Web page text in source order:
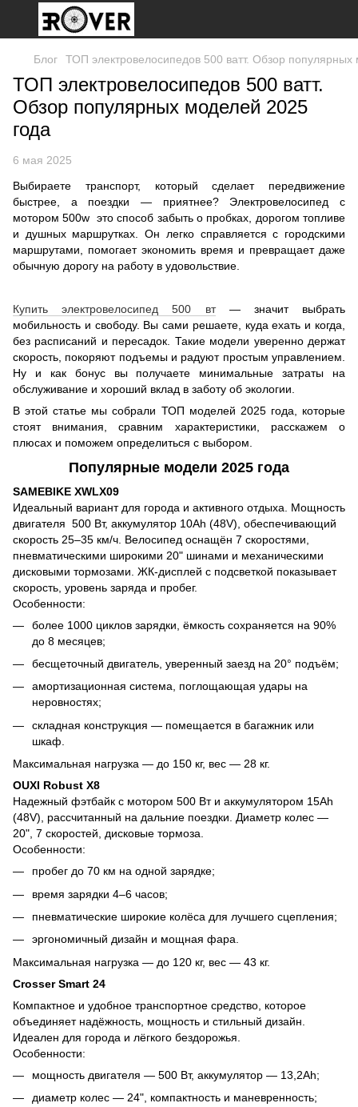
Блог ТОП электровелосипедов 500 ватт. Обзор
ТОП электровелосипедов 500 ватт.
Обзор популярных моделей 2025
года
6 мая 2025
Выбираете транспорт, который сделает передвижение
быстрее, а поездки — приятнее? Электровелосипед с
мотором 500w это способ забыть о пробках, дорогом топливе
и душных маршрутках. Он легко справляется с городскими
маршрутами, помогает экономить время и превращает даже
обычную дорогу на работу в удовольствие.
Купить электровелосипед 500 вт— значит выбрать
мобильность и свободу. Вы сами решаете, куда ехать и когда,
без расписаний и пересадок. Такие модели уверенно держат
скорость, покоряют подъемы и радуют простым управлением.
Ну и как бонус вы получаете минимальные затраты на
обслуживание и хороший вклад в заботу об экологии.
В этой статье мы собрали ТОП моделей 2025 года, которые
стоят внимания, сравним характеристики, расскажем о
плюсах и поможем определиться с выбором.
Популярные модели 2025 года
SAMEBIKE XWLX09
Идеальный вариант для города и активного отдыха. Мощность
двигателя 500 Вт, аккумулятор 10Ah (48V), обеспечивающий
скорость 25–35 км/ч. Велосипед оснащён 7 скоростями,
пневматическими широкими 20" шинами и механическими
дисковыми тормозами. ЖК-дисплей с подсветкой показывает
скорость, уровень заряда и пробег.
Особенности:
более 1000 циклов зарядки, ёмкость сохраняется на 90%
до 8 месяцев;
бесщеточный двигатель, уверенный заезд на 20° подъём;
амортизационная система, поглощающая удары на
неровностях;
складная конструкция — помещается в багажник или
шкаф.
Максимальная нагрузка — до 150 кг, вес — 28 кг.
OUXI Robust X8
Надежный фэтбайк с мотором 500 Вт и аккумулятором 15Ah
(48V), рассчитанный на дальние поездки. Диаметр колес —
20", 7 скоростей, дисковые тормоза.
Особенности:
пробег до 70 км на одной зарядке;
время зарядки 4–6 часов;
пневматические широкие колёса для лучшего сцепления;
эргономичный дизайн и мощная фара.
Максимальная нагрузка — до 120 кг, вес — 43 кг.
Crosser Smart 24
Компактное и удобное транспортное средство, которое
объединяет надёжность, мощность и стильный дизайн.
Идеален для города и лёгкого бездорожья.
Особенности:
мощность двигателя — 500 Вт, аккумулятор — 13,2Ah;
диаметр колес — 24", компактность и маневренность;